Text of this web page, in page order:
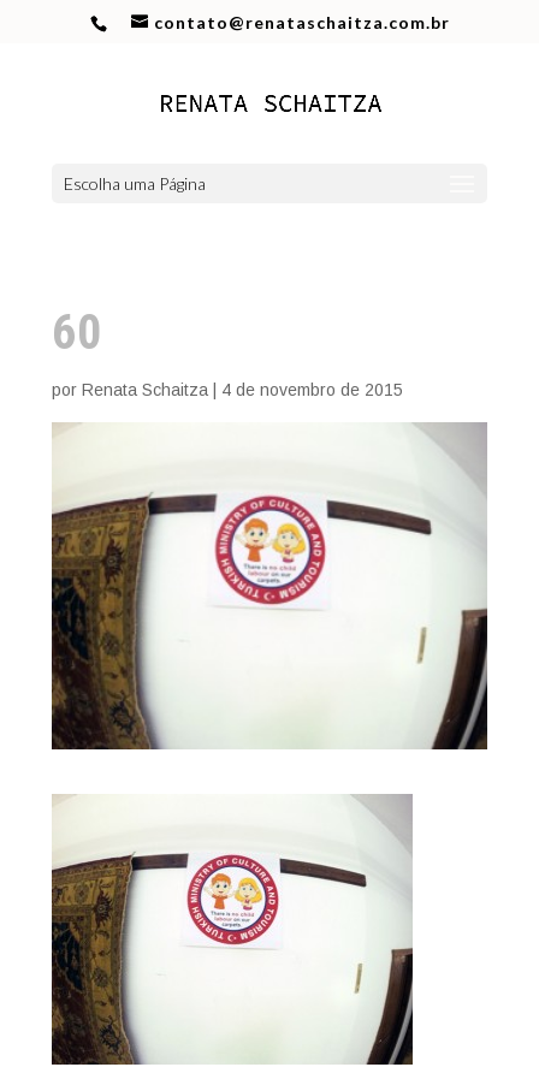
contato@renataschaitza.com.br
Escolha uma Página
60
por Renata Schaitza| 4 de novembro de 2015